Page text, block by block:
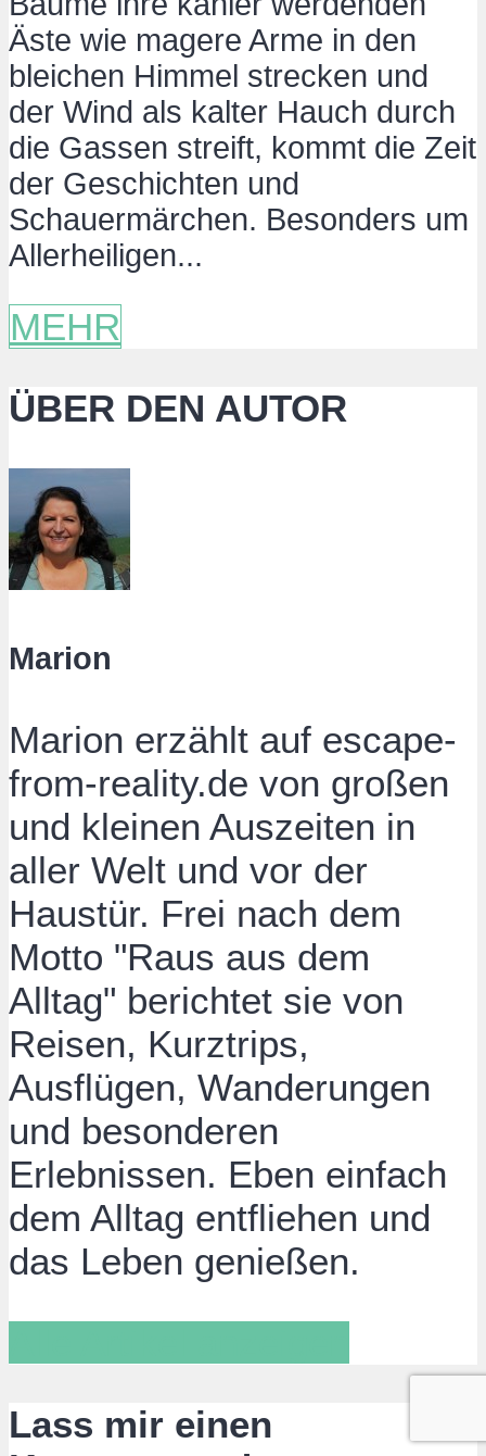
Äste wie magere Arme in den
bleichen Himmel strecken und
der Wind als kalter Hauch durch
die Gassen streift, kommt die Zeit
der Geschichten und
Schauermärchen. Besonders um
Allerheiligen...
MEHR
ÜBER DEN AUTOR
Marion
Marion erzählt auf escape-
from-reality.de von großen
und kleinen Auszeiten in
aller Welt und vor der
Haustür. Frei nach dem
Motto "Raus aus dem
Alltag" berichtet sie von
Reisen, Kurztrips,
Ausflügen, Wanderungen
und besonderen
Erlebnissen. Eben einfach
dem Alltag entfliehen und
das Leben genießen.
Lass mir einen